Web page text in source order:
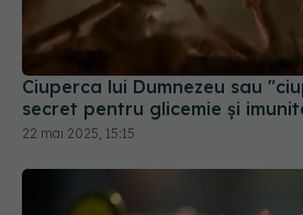
Ciuperca lui Dumnezeu sau
secret pentru glicemie și
22 mai 2025, 15:15